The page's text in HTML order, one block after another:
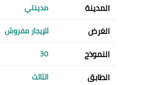
المدينة مدينتي
الغرض للإيجار مفروش
النموذج 30
الطابق الثالث